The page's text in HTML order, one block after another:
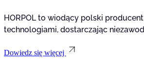
HORPOL to wiodący polski
technologiami, dostarczając
Dowiedz się więcej